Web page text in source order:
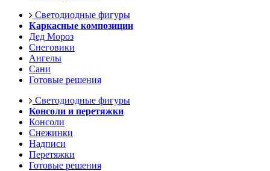
Светодиодные фигуры
Каркасные композиции
Дед Мороз
Снеговики
Ангелы
Сани
Готовые решения
Светодиодные фигуры
Консоли и перетяжки
Консоли
Снежинки
Надписи
Перетяжки
Готовые решения